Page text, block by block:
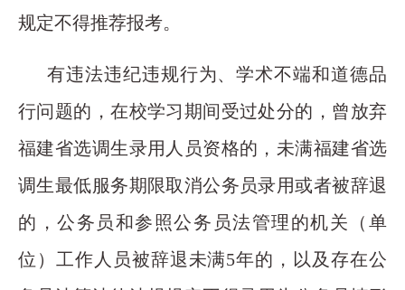
规定不得推荐报考。
有违法违纪违规行为、学术不端和道德品
行问题的，在校学习期间受过处分的，曾放弃
福建省选调生录用人员资格的，未满福建省选
调生最低服务期限取消公务员录用或者被辞退
的，公务员和参照公务员法管理的机关（单
位）工作人员被辞退未满5年的，以及存在公